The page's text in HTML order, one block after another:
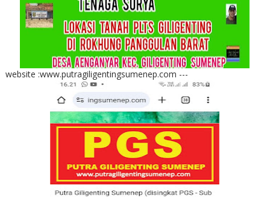
website :www.putragiligentingsumenep.com ---